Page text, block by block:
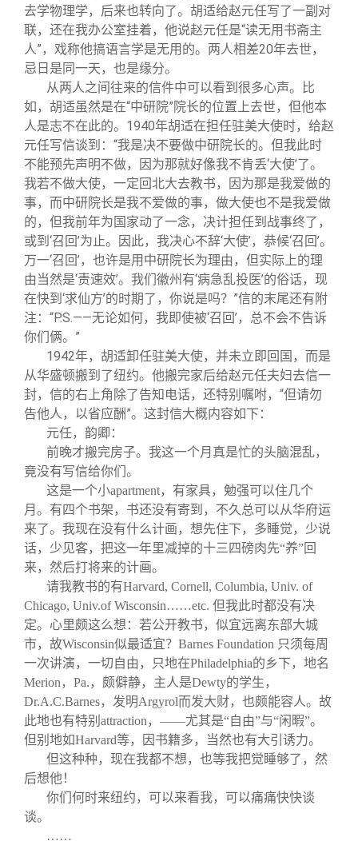
去学物理学，后来也转向了。胡适给赵元任写了一副对
联，还在我办公室挂着，他说赵元任是“读无用书斋主
人”，戏称他搞语言学是无用的。两人相差20年去世，
忌日是同一天，也是缘分。
从两人之间往来的信件中可以看到很多心声。比
如，胡适虽然是在“中研院”院长的位置上去世，但他本
人是志不在此的。1940年胡适在担任驻美大使时，给赵
元任写信谈到：“我是决不要做中研院长的。但我此时
不能预先声明不做，因为那就好像我不肯丢‘大使’了。
我若不做大使，一定回北大去教书，因为那是我爱做的
事，而中研院长是我不爱做的事，做大使也不是我爱做
的，但我前年为国家动了一念，决计担任到战事终了，
或到‘召回’为止。因此，我决心不辞‘大使’，恭候‘召回’。
万一‘召回’，也许是用中研院长为理由，但实际上的理
由当然是‘责速效’。我们徽州有‘病急乱投医’的俗话，现
在快到‘求仙方’的时期了，你说是吗？”信的末尾还有附
注：“P.S.——无论如何，我即使被‘召回’，总不会不告诉
你们俩。”
1942年，胡适卸任驻美大使，并未立即回国，而是
从华盛顿搬到了纽约。他搬完家后给赵元任夫妇去信一
封，信的右上角除了告知电话，还特别嘱咐，“但请勿
告他人，以省应酬”。这封信大概内容如下：
元任，韵卿：
前晚才搬完房子。我这一个月真是忙的头脑混乱，
竟没有写信给你们。
这是一个小apartment，有家具，勉强可以住几个
月。有四个书架，书还没有寄到，不久总可以从华府运
来了。我现在没有什么计画，想先住下，多睡觉，少说
话，少见客，把这一年里减掉的十三四磅肉先“养”回
来，然后打将来的计画。
请我教书的有Harvard, Cornell, Columbia, Univ. of
Chicago, Univ.of Wisconsin……etc. 但我此时都没有决
定。心里颇这么想：若公开教书，似宜远离东部大城
市，故Wisconsin似最适宜？Barnes Foundation 只须每周
一次讲演，一切自由，只地在Philadelphia的乡下，地名
Merion，Pa.，颇僻静，主人是Dewty的学生，
Dr.A.C.Barnes，发明Argyrol而发大财，也颇能容人。故
此地也有特别attraction，——尤其是“自由”与“闲暇”。
但别地如Harvard等，因书籍多，当然也有大引诱力。
但这种种，现在我都不想，也等我把觉睡够了，然
后想他！
你们何时来纽约，可以来看我，可以痛痛快快谈
谈。
……